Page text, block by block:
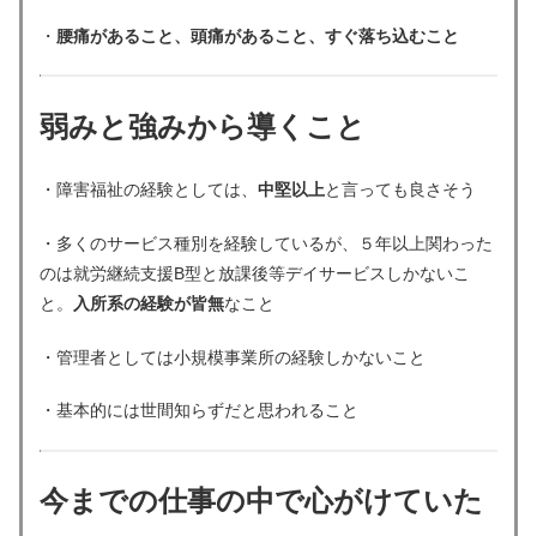
・ 腰痛があること、頭痛があること、すぐ落ち込むこと
弱みと強みから導くこと
・障害福祉の経験としては、 中堅以上と言っても良さそう
・多くのサービス種別を経験しているが、５年以上関わった
のは就労継続支援B型と放課後等デイサービスしかないこ
と。
入所系の経験が皆無なこと
・管理者としては小規模事業所の経験しかないこと
・基本的には世間知らずだと思われること
今までの仕事の中で心がけていた